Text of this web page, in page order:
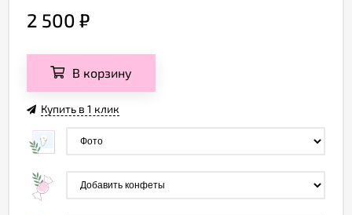
2 500 ₽
В корзину
Купить в 1 клик